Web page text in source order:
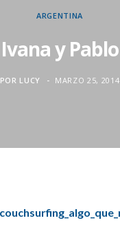
ARGENTINA
Ivana y Pablo
POR LUCY MARZO 25, 2014